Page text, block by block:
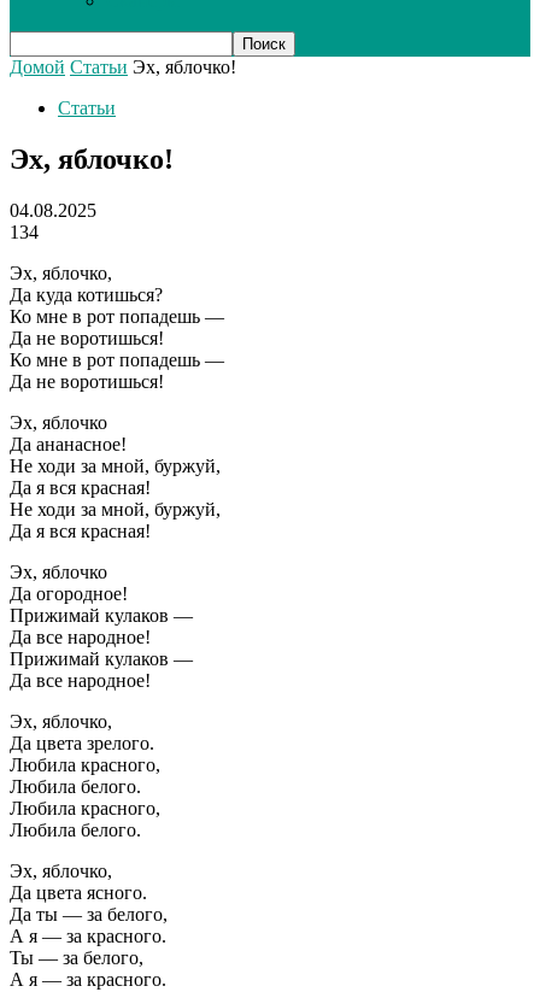
Домой Статьи Эх, яблочко!
Статьи
Эх, яблочко!
04.08.2025
134
Эх, яблочко,
Да куда котишься?
Ко мне в рот попадешь —
Да не воротишься!
Ко мне в рот попадешь —
Да не воротишься!
Эх, яблочко
Да ананасное!
Не ходи за мной, буржуй,
Да я вся красная!
Не ходи за мной, буржуй,
Да я вся красная!
Эх, яблочко
Да огородное!
Прижимай кулаков —
Да все народное!
Прижимай кулаков —
Да все народное!
Эх, яблочко,
Да цвета зрелого.
Любила красного,
Любила белого.
Любила красного,
Любила белого.
Эх, яблочко,
Да цвета ясного.
Да ты — за белого,
А я — за красного.
Ты — за белого,
А я — за красного.